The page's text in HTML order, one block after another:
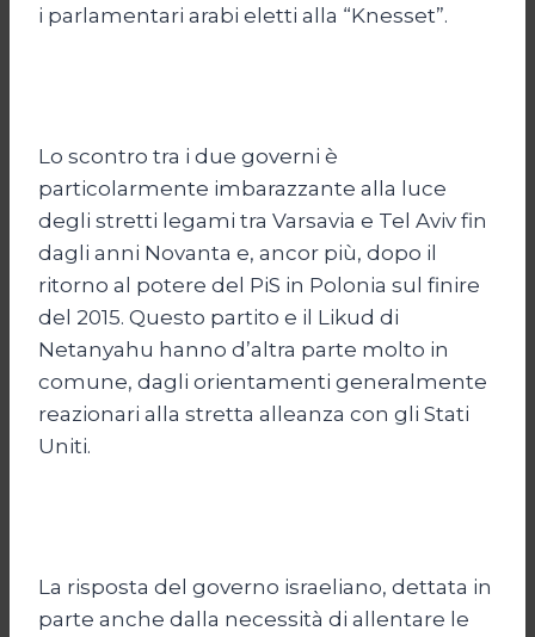
i parlamentari arabi eletti alla “Knesset”.
Lo scontro tra i due governi è
particolarmente imbarazzante alla luce
degli stretti legami tra Varsavia e Tel Aviv fin
dagli anni Novanta e, ancor più, dopo il
ritorno al potere del PiS in Polonia sul finire
del 2015. Questo partito e il Likud di
Netanyahu hanno d’altra parte molto in
comune, dagli orientamenti generalmente
reazionari alla stretta alleanza con gli Stati
Uniti.
La risposta del governo israeliano, dettata in
parte anche dalla necessità di allentare le